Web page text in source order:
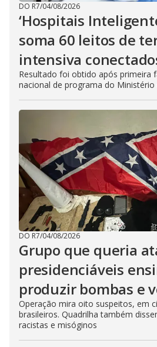
DO R7/04/08/2026
‘Hospitais
soma 60 leitos de
intensiva
Resultado foi obtido após primeira
nacional de programa do Ministério
DO R7/04/08/2026
Grupo que queria
presidenciáveis
produzir bombas e
Operação mira oito suspeitos, em
brasileiros. Quadrilha também
racistas e misóginos